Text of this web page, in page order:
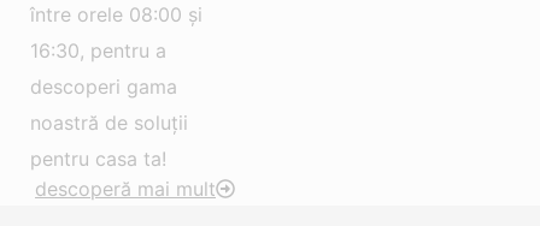
între orele 08:00 și
16:30, pentru a
descoperi gama
noastră de soluții
pentru casa ta!
descoperă mai mult